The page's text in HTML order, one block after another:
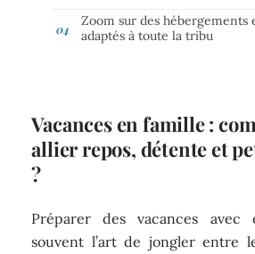
Zoom sur des hébergements
adaptés à toute la tribu
Vacances en famille :
allier repos, détente et
?
Préparer des vacances avec
souvent l’art de jongler entre